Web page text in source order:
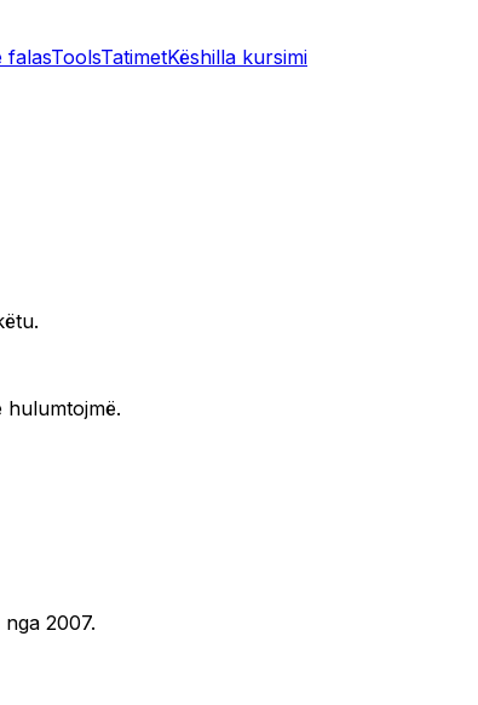
falasToolsTatimetKëshilla kursimi
hulumtojmë.
2007.